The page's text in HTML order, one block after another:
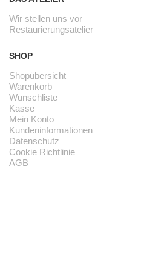
Wir stellen uns vor
Restaurierungsatelier
SHOP
Shopübersicht
Warenkorb
Wunschliste
Kasse
Mein Konto
Kundeninformationen
Datenschutz
Cookie Richtlinie
AGB